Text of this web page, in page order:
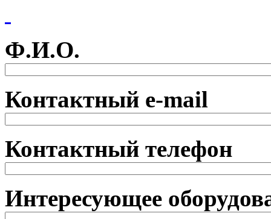
Ф.И.О.
Контактный e-mail
Контактный телефон
Интересующее